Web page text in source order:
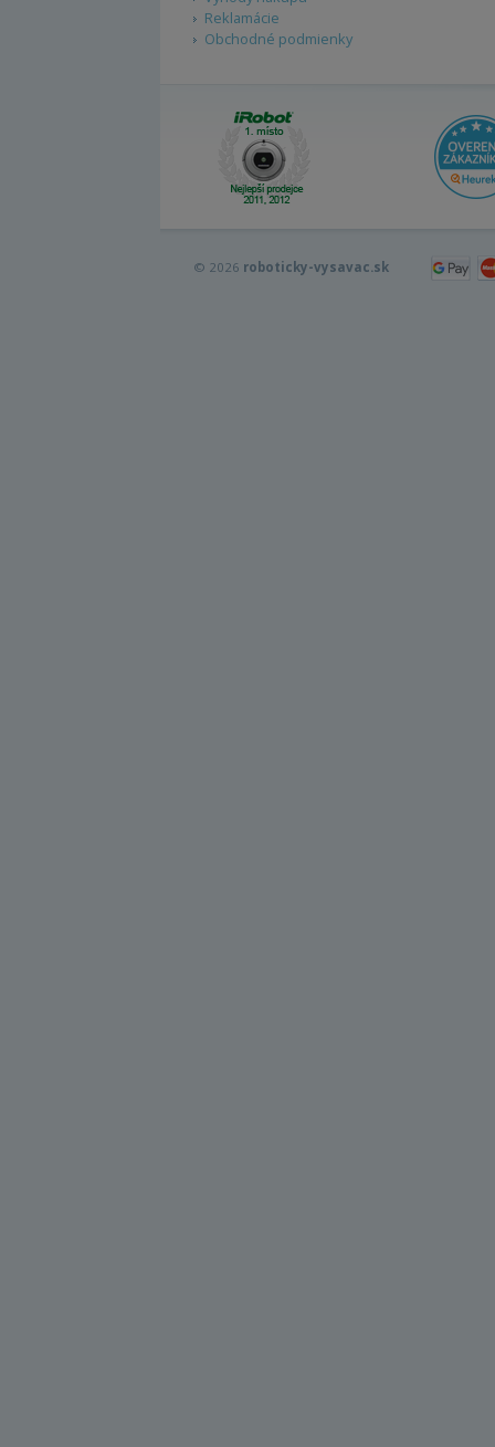
Reklamácie
Obchodné podmienky
© 2026 roboticky-vysavac.sk